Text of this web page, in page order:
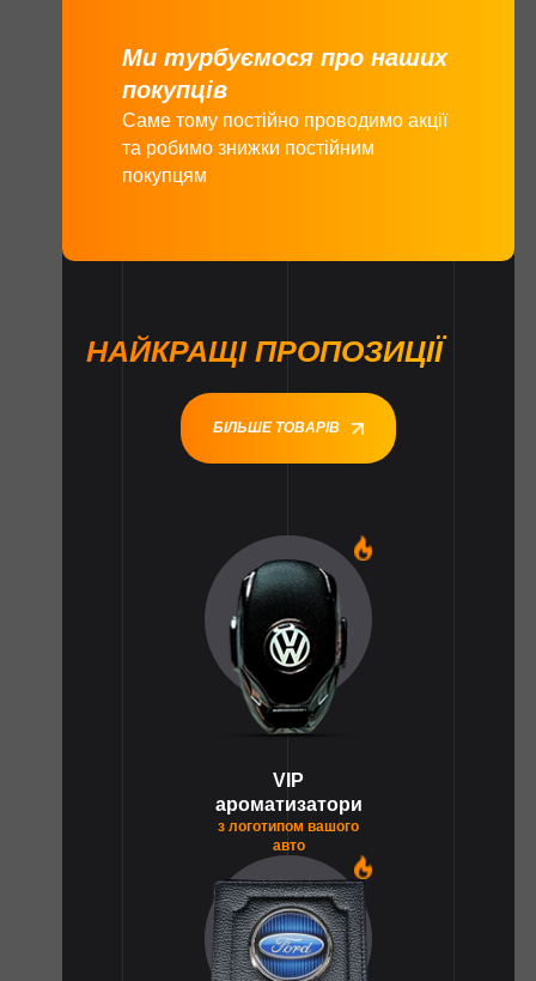
Ми турбуємося про наших
покупців
Саме тому постійно проводимо акції
та робимо знижки постійним
покупцям
НАЙКРАЩІ ПРОПОЗИЦІЇ
БІЛЬШЕ ТОВАРІВ
VIP
ароматизатори
з логотипом вашого
авто